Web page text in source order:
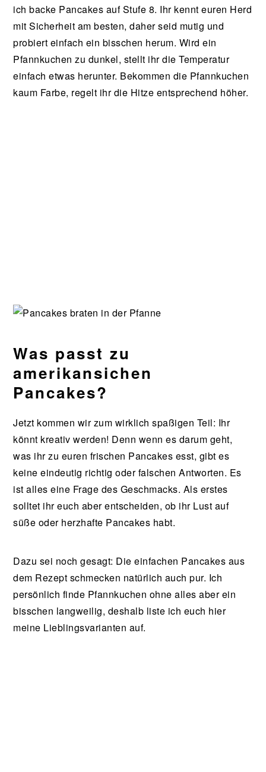
ich backe Pancakes auf Stufe 8. Ihr kennt euren Herd
mit Sicherheit am besten, daher seid mutig und
probiert einfach ein bisschen herum. Wird ein
Pfannkuchen zu dunkel, stellt ihr die Temperatur
einfach etwas herunter. Bekommen die Pfannkuchen
kaum Farbe, regelt ihr die Hitze entsprechend höher.
Was passt zu
amerikansichen
Pancakes?
Jetzt kommen wir zum wirklich spaßigen Teil: Ihr
könnt kreativ werden! Denn wenn es darum geht,
was ihr zu euren frischen Pancakes esst, gibt es
keine eindeutig richtig oder falschen Antworten. Es
ist alles eine Frage des Geschmacks. Als erstes
solltet ihr euch aber entscheiden, ob ihr Lust auf
süße oder herzhafte Pancakes habt.
Dazu sei noch gesagt: Die einfachen Pancakes aus
dem Rezept schmecken natürlich auch pur. Ich
persönlich finde Pfannkuchen ohne alles aber ein
bisschen langweilig, deshalb liste ich euch hier
meine Lieblingsvarianten auf.